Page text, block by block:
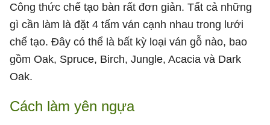
Công thức chế tạo bàn rất đơn giản. Tất cả những
gì cần làm là đặt 4 tấm ván cạnh nhau trong lưới
chế tạo. Đây có thể là bất kỳ loại ván gỗ nào, bao
gồm Oak, Spruce, Birch, Jungle, Acacia và Dark
Oak.
Cách làm yên ngựa